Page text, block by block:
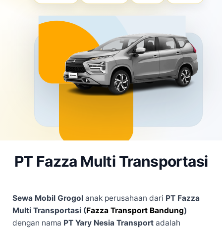
PT Fazza Multi Transportasi
Sewa Mobil Grogol anak perusahaan dari PT Fazza
Multi Transportasi (Fazza Transport Bandung)
dengan nama PT Yary Nesia Transport adalah